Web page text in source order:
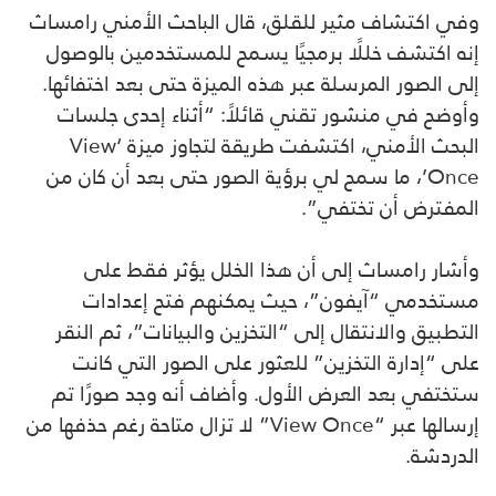
وفي اكتشاف مثير للقلق، قال الباحث الأمني رامساث
إنه اكتشف خللًا برمجيًا يسمح للمستخدمين بالوصول
إلى الصور المرسلة عبر هذه الميزة حتى بعد اختفائها.
وأوضح في منشور تقني قائلاً: “أثناء إحدى جلسات
البحث الأمني، اكتشفت طريقة لتجاوز ميزة ‘View
Once’، ما سمح لي برؤية الصور حتى بعد أن كان من
المفترض أن تختفي”.
وأشار رامساث إلى أن هذا الخلل يؤثر فقط على
مستخدمي “آيفون”، حيث يمكنهم فتح إعدادات
التطبيق والانتقال إلى “التخزين والبيانات”، ثم النقر
على “إدارة التخزين” للعثور على الصور التي كانت
ستختفي بعد العرض الأول. وأضاف أنه وجد صورًا تم
إرسالها عبر “View Once” لا تزال متاحة رغم حذفها من
الدردشة.